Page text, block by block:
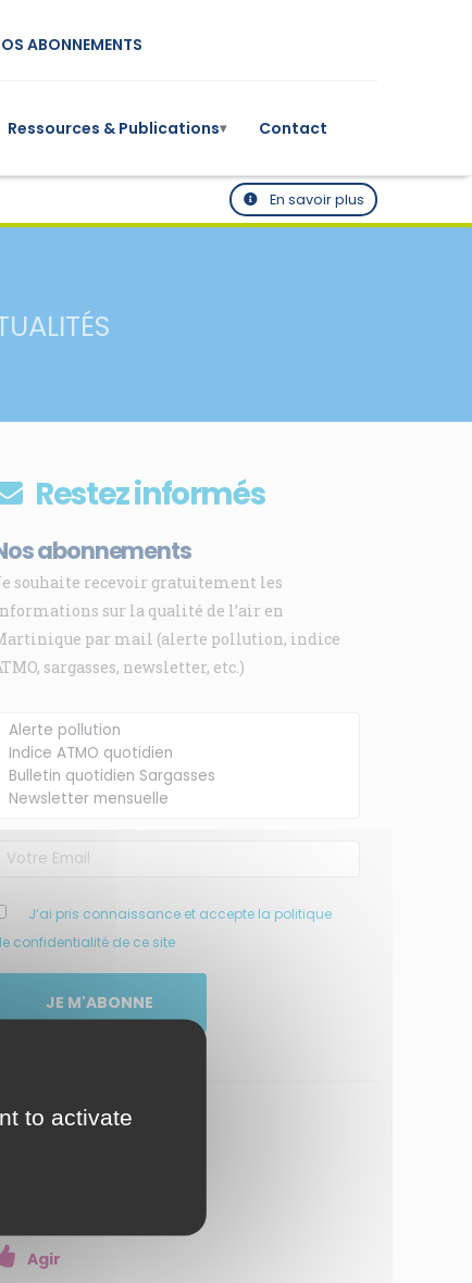
ABONNEMENTS
Ressources & Publications▾ Contact
En savoir plus
Restez informés
abonnements
souhaite recevoir gratuitement les
sur la qualité de l’air en
par mail (alerte pollution, indice
sargasses, newsletter, etc.)
J’ai pris connaissance et accepte la politique
confidentialité de ce site
JE M'ABONNE
Agir
to activate